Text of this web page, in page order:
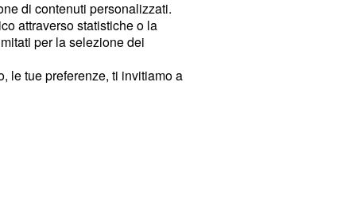
di contenuti personalizzati.
attraverso statistiche o la
per la selezione dei
le tue preferenze, ti invitiamo a